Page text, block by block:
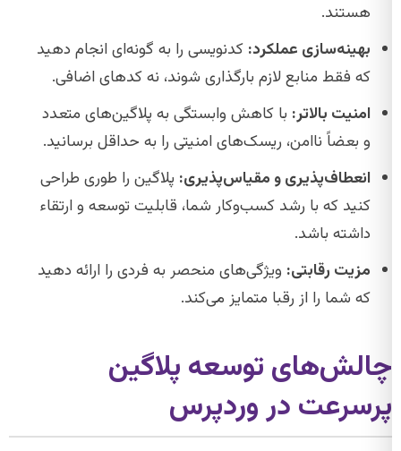
هستند.
بهینه‌سازی عملکرد: کدنویسی را به گونه‌ای انجام دهید
که فقط منابع لازم بارگذاری شوند، نه کدهای اضافی.
امنیت بالاتر: با کاهش وابستگی به پلاگین‌های متعدد
و بعضاً ناامن، ریسک‌های امنیتی را به حداقل برسانید.
انعطاف‌پذیری و مقیاس‌پذیری: پلاگین را طوری طراحی
کنید که با رشد کسب‌وکار شما، قابلیت توسعه و ارتقاء
داشته باشد.
مزیت رقابتی: ویژگی‌های منحصر به فردی را ارائه دهید
که شما را از رقبا متمایز می‌کند.
چالش‌های توسعه پلاگین
پرسرعت در وردپرس